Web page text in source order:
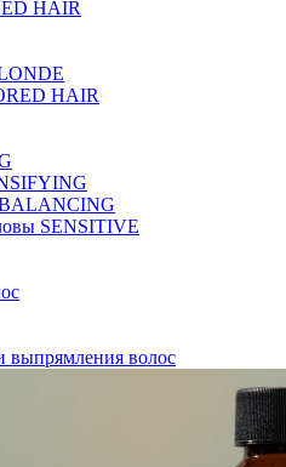
HAIR
HAIR
SENSITIVE
выпрямления волос